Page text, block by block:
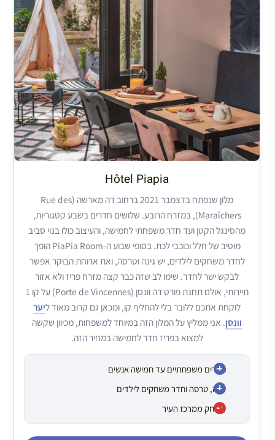
Hôtel Piapia
חדרים משפחתיים עד חמישה אנשים
גינה, טרסה וחדר משחקים לילדים
מרוחק ממרכז העיר
מלון שנפתח בדצמבר 2021 ברחוב דה מארשה (Rue des
Maraîchers), במזרח הרובע. שלושים חדרים בשבע קטגוריות,
מהסינגל הקטן ועד חדר משפחתי לחמישה, והעיצוב כולו בנוי סביב
מוטיב של חלל וכוכבי לכת. בסופי שבוע ה-PiaPia Room הופך
לחדר משחקים לילדים, יש גינה וטרסה, ואת ארוחת הבוקר אפשר
לבקש ישר לחדר. שימו לב שזה כבר קצה מזרח פריז ולא אזור
תיירותי, אולם תחנת פורט דה וונסן (Porte de Vincennes) על קו 1
לוקחת אתכם ללובר בלי להחליף קו, ומכאן גם קרוב מאוד ליער
וונסן. אני ממליץ על המלון הזה במיוחד למשפחות, מכיוון שקשה
למצוא בפריז חדר לחמישה במחיר הזה.